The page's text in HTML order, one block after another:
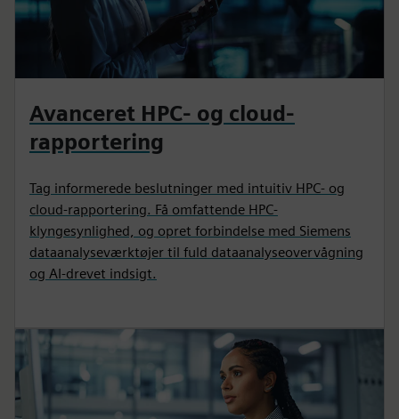
Avanceret HPC- og cloud-
rapportering
Tag informerede beslutninger med intuitiv HPC- og
cloud-rapportering. Få omfattende HPC-
klyngesynlighed, og opret forbindelse med Siemens
dataanalyseværktøjer til fuld dataanalyseovervågning
og AI-drevet indsigt.